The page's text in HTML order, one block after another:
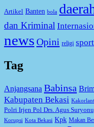
Artikel Banten bola
dan Kriminal
newsOpini religi sport
Tag
Anjangsana Babinsa
Kabupaten Bekasi
Polri Irjen Pol Drs. Agus
Korupsi Kota Bekasi Kpk Makan